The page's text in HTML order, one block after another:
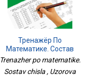
Тренажёр По
Математике. Состав
Числа
Trenazher po matematike.
Sostav chisla , Uzorova